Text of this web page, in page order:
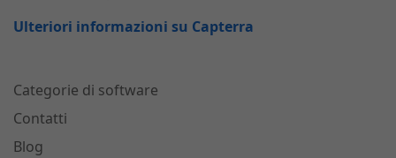
Ulteriori informazioni su Capterra
Categorie di software
Contatti
Blog